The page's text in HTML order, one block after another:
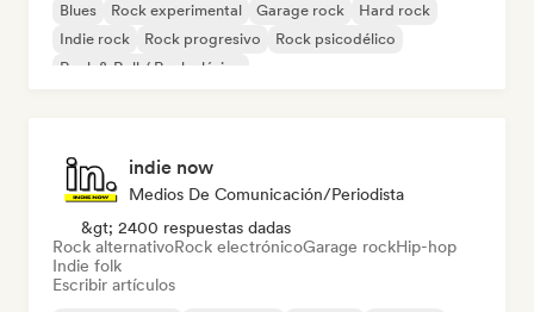
Blues Rock experimental Garage rock
Hard rock
Indie rock
Rock progresivo
Rock psicodélico
Rock & Roll / Rock clásico
indie now
Medios De Comunicación/Periodista
&gt; 2400 respuestas dadas
Rock alternativoRock electrónicoGarage rockHip-hop
Indie folk
Escribir artículos